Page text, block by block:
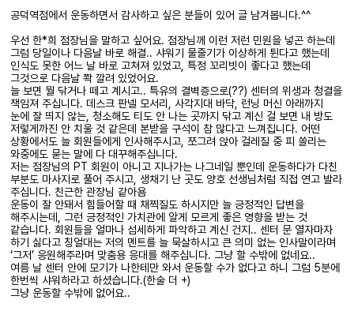
공덕역점에서 운동하면서 감사하고 싶은 분들이 있어 글 남겨봅니다.^^
우선 한*희 점장님을 말하고 싶어요. 점장님께 이런 저런 민원을 넣곤 하는데
그럼 당일이나 다음날 바로 해결.. 샤워기 물줄기가 이상하게 튄다고 했는데
인식도 못한 어느 날 바로 고쳐져 있었고, 특정 꼬리빗이 좋다고 했는데
그것으로 다음날 쫙 깔려 있었어요.
늘 보면 뭘 닦거나 떼고 계시고.. 특유의 결벽증으로(??) 센터의 위생과 청결을
책임져 주십니다. 데스크 판넬 모서리, 사각지대 바닥, 런닝 머신 아래까지
눈에 잘 띄지 않는, 청소해도 티도 안 나는 곳까지 닦고 계신 걸 보면 내 방도
저렇게까진 안 치울 것 같은데 본받을 구석이 참 많다고 느껴집니다. 어떤
상황에서도 늘 회원들에게 인사해주시고, 쪼그려 앉아 걸레질 중 피 쏠리는
와중에도 묻는 말에 다 대꾸해주십니다.
저는 점장님의 PT 회원이 아니고 지나가는 나그네일 뿐인데 운동하다가 다친
부분도 마사지로 풀어 주시고, 생채기 난 곳도 양호 선생님처럼 직접 연고 발라
주십니다. 친근한 관장님 같아욤
운동이 잘 안돼서 힘들어할 때 채찍질도 하시지만 늘 긍정적인 답변을
해주시는데, 그런 긍정적인 가치관에 알게 모르게 좋은 영향을 받는 것
같습니다. 회원들을 얼마나 섬세하게 파악하고 계신 건지.. 센터 문 열자마자
하기 싫다고 칭얼대는 저의 멘트를 늘 묵살하시고 큰 의미 없는 인사말이라며
‘그저’ 응원해주라며 맞춤용 응대를 해주십니다. 그냥 할 수밖에 없네요..
여름 날 센터 안에 모기가 나한테만 와서 운동할 수가 없다고 하니 그럼 5분에
한번씩 샤워하라고 하셨습니다.(한술 더 +)
그냥 운동할 수밖에 없어요..